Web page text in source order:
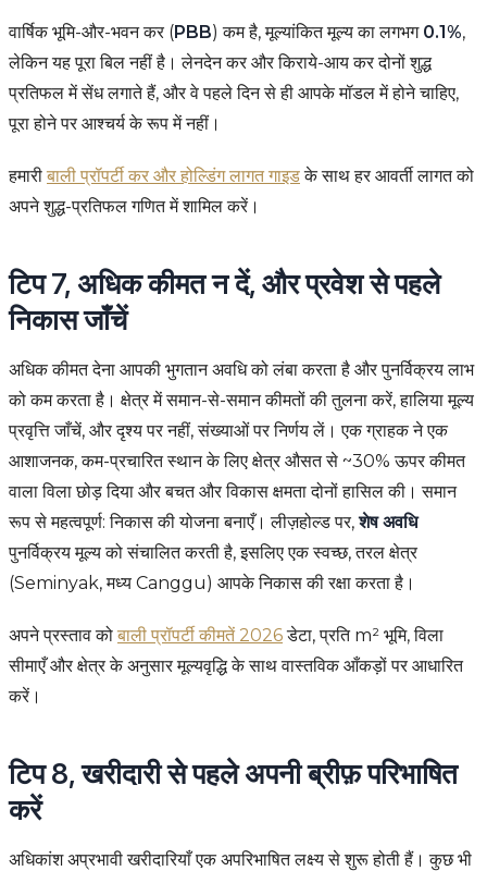
वार्षिक भूमि-और-भवन कर (PBB) कम है, मूल्यांकित मूल्य का लगभग 0.1%,
लेकिन यह पूरा बिल नहीं है। लेनदेन कर और किराये-आय कर दोनों शुद्ध
प्रतिफल में सेंध लगाते हैं, और वे पहले दिन से ही आपके मॉडल में होने चाहिए,
पूरा होने पर आश्चर्य के रूप में नहीं।
हमारी बाली प्रॉपर्टी कर और होल्डिंग लागत गाइडके साथ हर आवर्ती लागत को
अपने शुद्ध-प्रतिफल गणित में शामिल करें।
टिप 7, अधिक कीमत न दें, और प्रवेश से पहले
निकास जाँचें
अधिक कीमत देना आपकी भुगतान अवधि को लंबा करता है और पुनर्विक्रय लाभ
को कम करता है। क्षेत्र में समान-से-समान कीमतों की तुलना करें, हालिया मूल्य
प्रवृत्ति जाँचें, और दृश्य पर नहीं, संख्याओं पर निर्णय लें। एक ग्राहक ने एक
आशाजनक, कम-प्रचारित स्थान के लिए क्षेत्र औसत से ~30% ऊपर कीमत
वाला विला छोड़ दिया और बचत और विकास क्षमता दोनों हासिल की। समान
रूप से महत्वपूर्ण: निकास की योजना बनाएँ। लीज़होल्ड पर,शेष अवधि
पुनर्विक्रय मूल्य को संचालित करती है, इसलिए एक स्वच्छ, तरल क्षेत्र
(Seminyak, मध्य Canggu) आपके निकास की रक्षा करता है।
अपने प्रस्ताव को बाली प्रॉपर्टी कीमतें 2026डेटा, प्रति m² भूमि, विला
सीमाएँ और क्षेत्र के अनुसार मूल्यवृद्धि के साथ वास्तविक आँकड़ों पर आधारित
करें।
टिप 8, खरीदारी से पहले अपनी ब्रीफ़ परिभाषित
करें
अधिकांश अप्रभावी खरीदारियाँ एक अपरिभाषित लक्ष्य से शुरू होती हैं। कुछ भी